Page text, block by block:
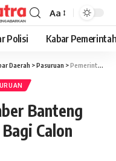
Font
Resizer
Aa
Polisi Kabar
Daerah >Pasuruan >Pemerintah Desa Sumber Banteng Gelar Ujian Akademik Bagi Calon Sekdes
Banteng
Calon